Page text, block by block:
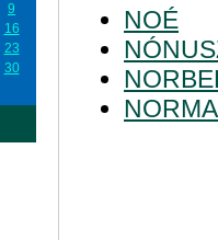
9
16
23
30
NOÉ